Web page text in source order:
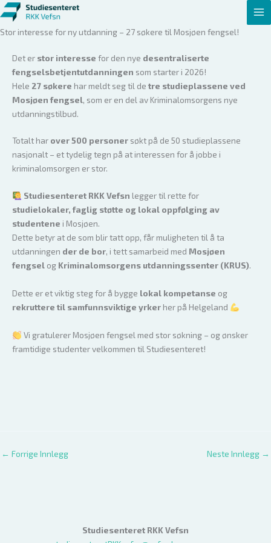
Hopp
rett
til
Stor interesse for ny utdanning – 27 søkere til Mosjøen fengsel!
Det er stor interesse for den nye desentraliserte
fengselsbetjentutdanningen som starter i 2026!
Hele 27 søkere har meldt seg til de tre studieplassene ved
Mosjøen fengsel, som er en del av Kriminalomsorgens nye
utdanningstilbud.
Totalt har over 500 personer søkt på de 50 studieplassene
nasjonalt – et tydelig tegn på at interessen for å jobbe i
kriminalomsorgen er stor.
Studiesenteret RKK Vefsn legger til rette for
studielokaler, faglig støtte og lokal oppfølging av
studentene i Mosjøen.
Dette betyr at de som blir tatt opp, får muligheten til å ta
utdanningen der de bor, i tett samarbeid med Mosjøen
fengsel og Kriminalomsorgens utdanningssenter (KRUS).
Dette er et viktig steg for å bygge lokal kompetanse og
rekruttere til samfunnsviktige yrker her på Helgeland
Vi gratulerer Mosjøen fengsel med stor søkning – og ønsker
framtidige studenter velkommen til Studiesenteret!
← Forrige Innlegg Neste Innlegg →
Studiesenteret RKK Vefsn